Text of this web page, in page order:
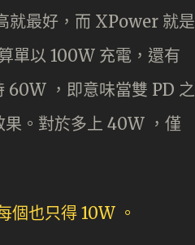
就最好，而 XPower 就是
單以 100W 充電，還有
60W ，即意味當雙 PD 之
。對於多上 40W ，僅